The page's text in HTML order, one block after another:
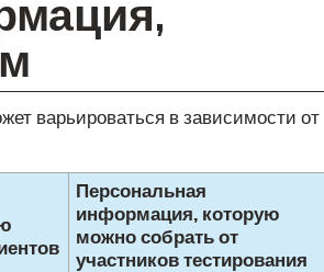
варьироваться в зависимости от
Персональная
информация, которую
можно собрать от
участников тестирования